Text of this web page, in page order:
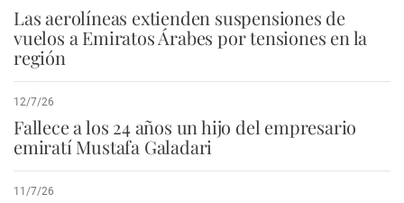
Las aerolíneas extienden suspensiones de
vuelos a Emiratos Árabes por tensiones en la
región
12/7/26
Fallece a los 24 años un hijo del empresario
emiratí Mustafa Galadari
11/7/26